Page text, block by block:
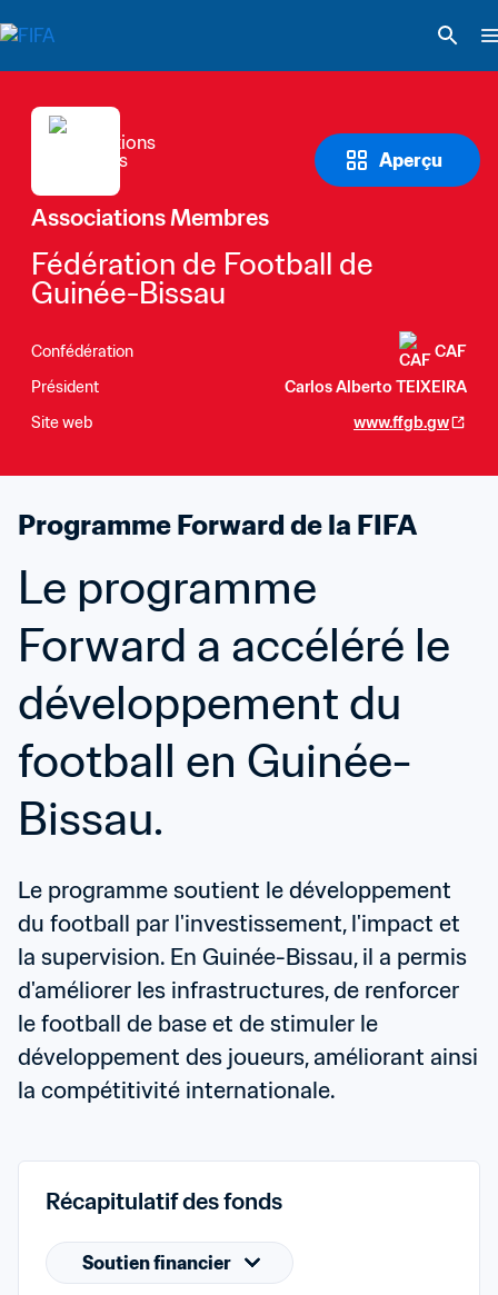
Aperçu
Associations Membres
Fédération de Football de
Guinée-Bissau
Confédération
CAF
Président
Carlos Alberto TEIXEIRA
Site web
www.ffgb.gw
Programme Forward de la FIFA
Le programme
Forward a accéléré le
développement du
football en Guinée-
Bissau.
Le programme soutient le développement
du football par l'investissement, l'impact et
la supervision. En Guinée-Bissau, il a permis
d'améliorer les infrastructures, de renforcer
le football de base et de stimuler le
développement des joueurs, améliorant ainsi
la compétitivité internationale.
Récapitulatif des fonds
Soutien financier